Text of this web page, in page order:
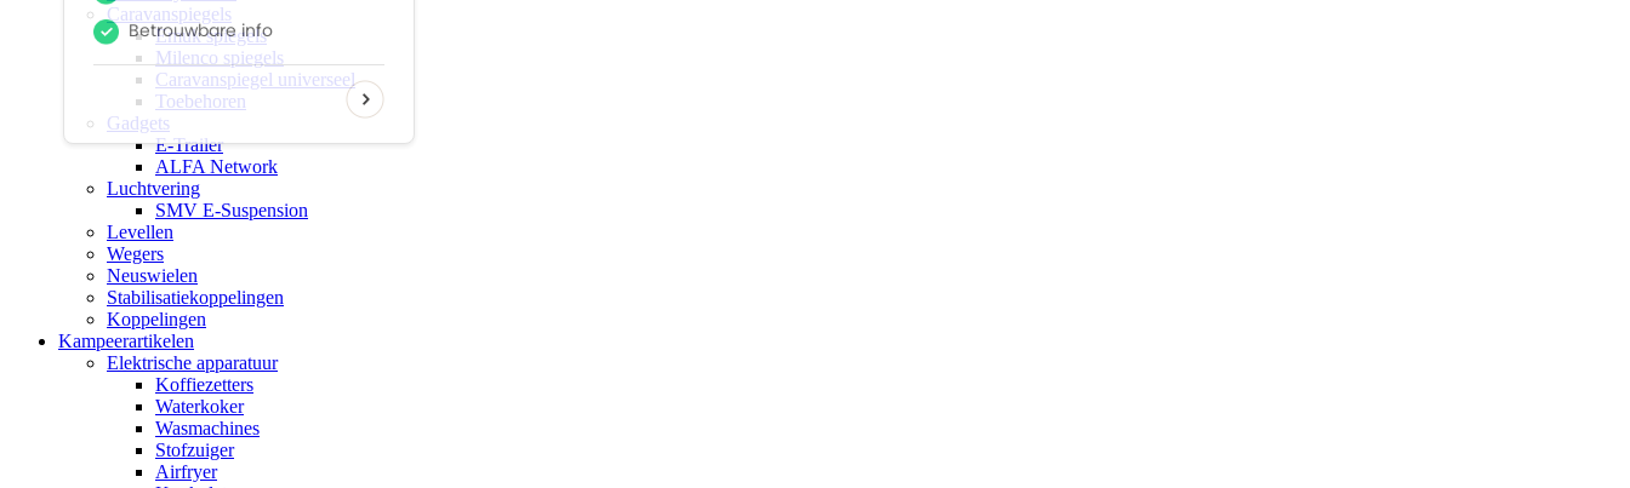
Caravanspiegels
Emuk spiegels
Milenco spiegels
Caravanspiegel universeel
Toebehoren
Gadgets
E-Trailer
ALFA Network
Luchtvering
SMV E-Suspension
Levellen
Wegers
Neuswielen
Stabilisatiekoppelingen
Koppelingen
Kampeerartikelen
Elektrische apparatuur
Koffiezetters
Waterkoker
Wasmachines
Stofzuiger
Airfryer